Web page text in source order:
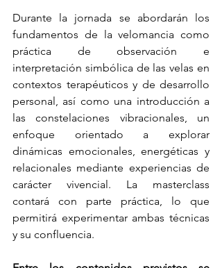
Durante la jornada se abordarán los
fundamentos de la velomancia como
práctica de observación e
interpretación simbólica de las velas en
contextos terapéuticos y de desarrollo
personal, así como una introducción a
las constelaciones vibracionales, un
enfoque orientado a explorar
dinámicas emocionales, energéticas y
relacionales mediante experiencias de
carácter vivencial. La masterclass
contará con parte práctica, lo que
permitirá experimentar ambas técnicas
y su confluencia.